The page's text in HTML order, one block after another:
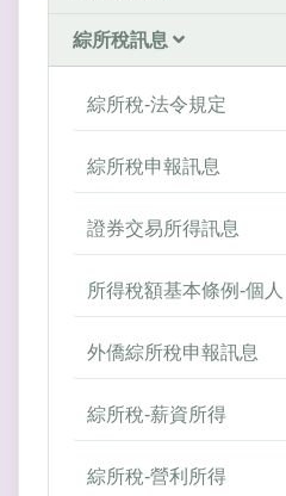
綜所稅訊息
綜所稅-法令規定
綜所稅申報訊息
證券交易所得訊息
所得稅額基本條例-個人
外僑綜所稅申報訊息
綜所稅-薪資所得
綜所稅-營利所得